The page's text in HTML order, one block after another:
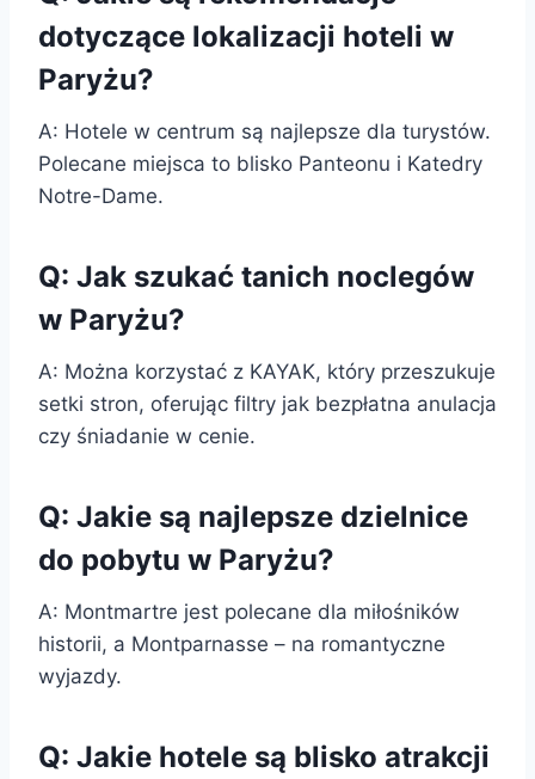
dotyczące lokalizacji hoteli w
Paryżu?
A: Hotele w centrum są najlepsze dla turystów.
Polecane miejsca to blisko Panteonu i Katedry
Notre-Dame.
Q: Jak szukać tanich noclegów
w Paryżu?
A: Można korzystać z KAYAK, który przeszukuje
setki stron, oferując filtry jak bezpłatna anulacja
czy śniadanie w cenie.
Q: Jakie są najlepsze dzielnice
do pobytu w Paryżu?
A: Montmartre jest polecane dla miłośników
historii, a Montparnasse – na romantyczne
wyjazdy.
Q: Jakie hotele są blisko atrakcji